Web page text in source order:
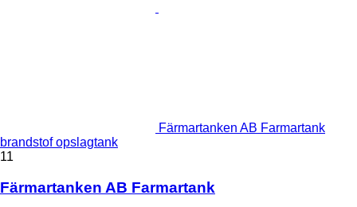
Färmartanken AB Farmartank
brandstof opslagtank
11
Färmartanken AB Farmartank